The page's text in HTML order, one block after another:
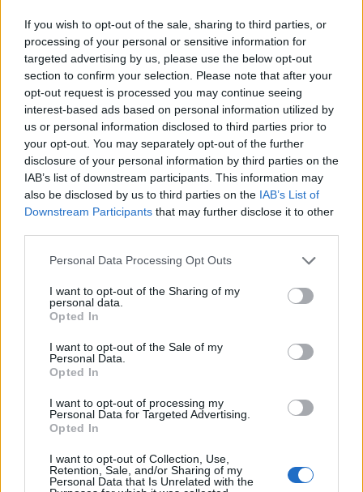
If you wish to opt-out of the sale, sharing to third parties, or
processing of your personal or sensitive information for
targeted advertising by us, please use the below opt-out
section to confirm your selection. Please note that after your
opt-out request is processed you may continue seeing
interest-based ads based on personal information utilized by
us or personal information disclosed to third parties prior to
your opt-out. You may separately opt-out of the further
disclosure of your personal information by third parties on the
IAB’s list of downstream participants. This information may
also be disclosed by us to third parties on the IAB’s List of
Downstream Participants that may further disclose it to other
Personal Data Processing Opt Outs
I want to opt-out of the Sharing of my
personal data.
Opted In
I want to opt-out of the Sale of my
Personal Data.
Opted In
I want to opt-out of processing my
Personal Data for Targeted Advertising.
Opted In
I want to opt-out of Collection, Use,
Retention, Sale, and/or Sharing of my
Personal Data that Is Unrelated with the
Logo horizontal monocromo negro | PDF|JPG PNG
Logo horizontal amarillo |PDF|JPG |PNG
Logo horizontal azul |PDF|JPG|PNG
Logo vertical dos colores | JPG| PNG
Logo vertical monocromo blanco |PDF| PNG
Logo vertical monocromo negro |PDF |JPG|PNG
Logo vertical amarillo |PDF JPG PNG
Logo vertical azul |PDF|JPG| PNG
Marca MetroGuagua
Manual de Identidad Corporativa MetroGuagua |PDF
Logo MetroGuagua. Versión horizontal de uso habitual |